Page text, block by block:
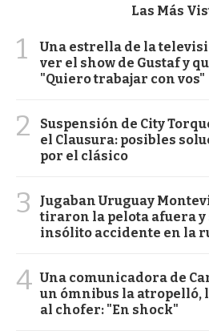
Las Más
1
Una estrella de la
ver el show de Gustaf y
"Quiero trabajar con vos"
2
Suspensión de City
el Clausura: posibles
por el clásico
3
Jugaban Uruguay
tiraron la pelota afuera y
insólito accidente en la
4 Una comunicadora de
un ómnibus la atropelló,
al chofer: "En shock"